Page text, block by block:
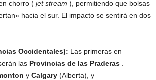
chorro ( jet stream ), permitiendo que bolsas
hacia el sur. El impacto se sentirá en dos
Occidentales): Las primeras en
las Provincias de las Praderas
y Calgary (Alberta), y